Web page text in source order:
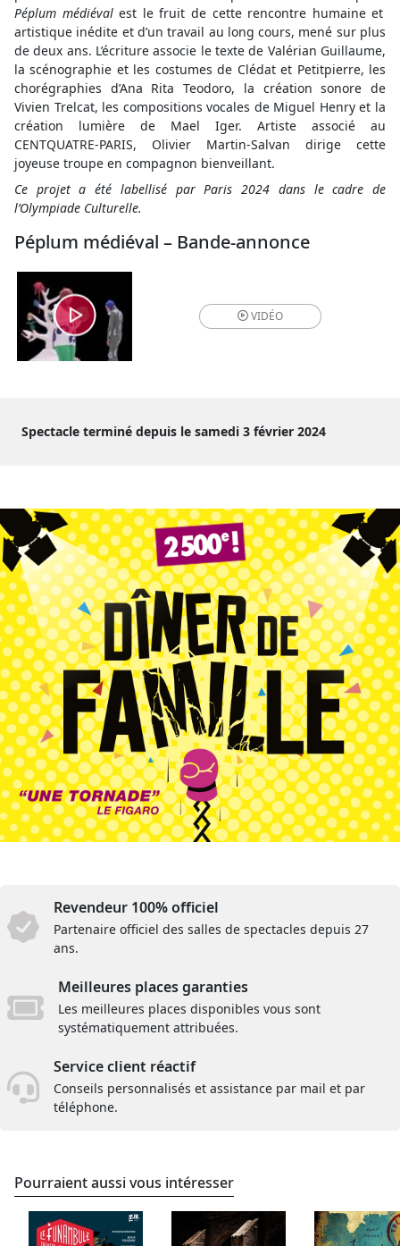
Péplum médiévalest le fruit de cette rencontre humaine et
artistique inédite et d’un travail au long cours, mené sur plus
de deux ans. L’écriture associe le texte de Valérian Guillaume,
la scénographie et les costumes de Clédat et Petitpierre, les
chorégraphies d’Ana Rita Teodoro, la création sonore de
Vivien Trelcat, les compositions vocales de Miguel Henry et la
création lumière de Mael Iger. Artiste associé au
CENTQUATRE-PARIS, Olivier Martin-Salvan dirige cette
joyeuse troupe en compagnon bienveillant.
Ce projet a été labellisé par Paris 2024 dans le cadre de
l’Olympiade Culturelle.
Péplum médiéval – Bande-annonce
VIDÉO
Spectacle terminé depuis le samedi 3 février 2024
Revendeur 100% officiel
Partenaire officiel des salles de spectacles depuis 27
ans.
Meilleures places garanties
Les meilleures places disponibles vous sont
systématiquement attribuées.
Service client réactif
Conseils personnalisés et assistance par mail et par
téléphone.
Pourraient aussi vous intéresser